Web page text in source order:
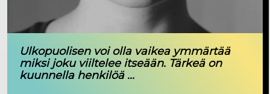
Ulkopuolisen voi olla vaikea ymmärtää
miksi joku viiltelee itseään. Tärkeä on
kuunnella henkilöä ...